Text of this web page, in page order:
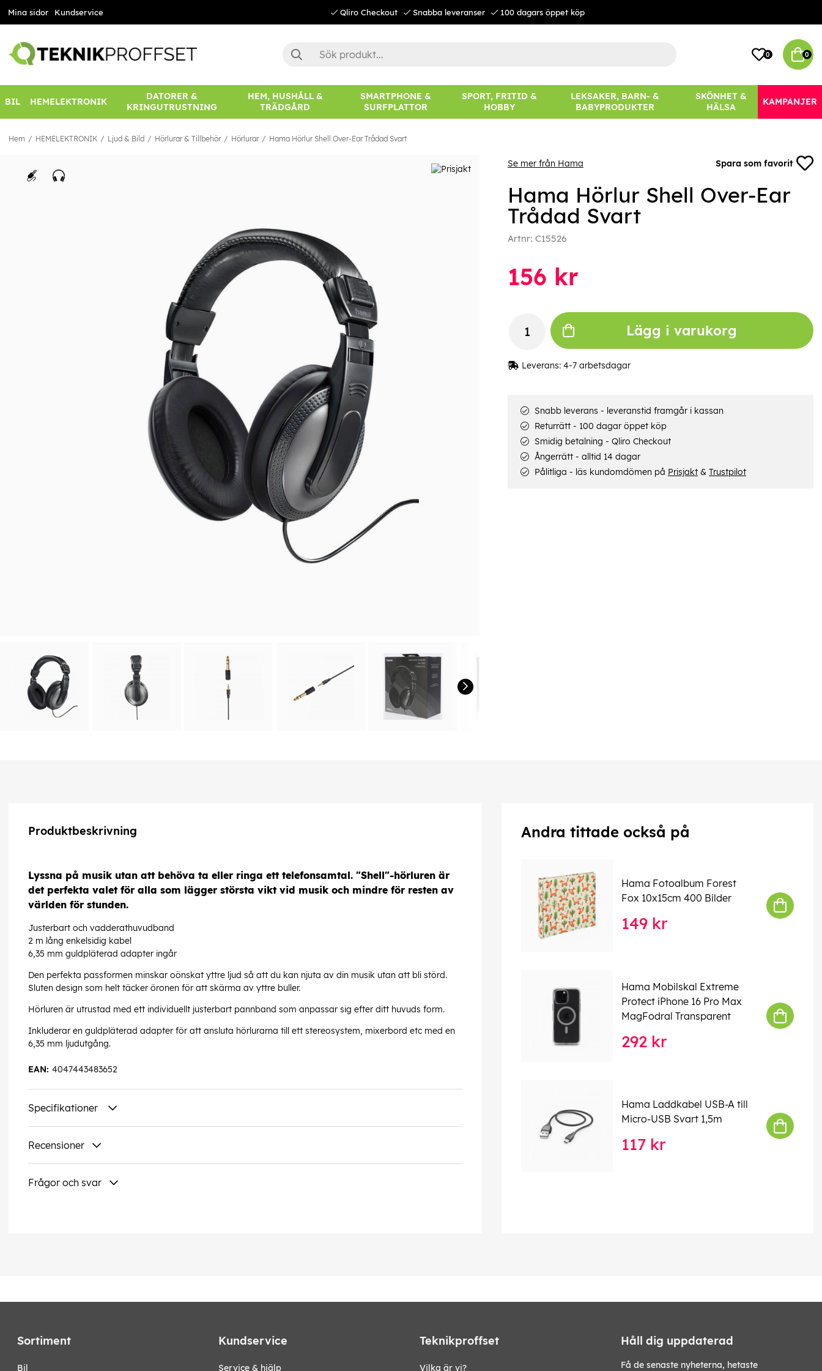
Mina sidor Kundservice Qliro Checkout Snabba leveranser 100 dagars öppet köp
0 0
BIL HEMELEKTRONIK
DATORER &
KRINGUTRUSTNING
HEM, HUSHÅLL &
TRÄDGÅRD
SMARTPHONE &
SURFPLATTOR
SPORT, FRITID &
HOBBY
LEKSAKER, BARN- &
BABYPRODUKTER
SKÖNHET &
HÄLSA
KAMPANJER
Hem HEMELEKTRONIK Ljud & Bild Hörlurar & Tillbehör Hörlurar Hama Hörlur Shell Over-Ear Trådad Svart
Se mer från Hama Spara som favorit
Hama Hörlur Shell Over-Ear
Trådad Svart
Artnr: C15526
156 kr
Lägg i varukorg
Leverans: 4-7 arbetsdagar
Snabb leverans - leveranstid framgår i kassan
Returrätt - 100 dagar öppet köp
Smidig betalning - Qliro Checkout
Ångerrätt - alltid 14 dagar
Pålitliga - läs kundomdömen på Prisjakt& Trustpilot
Produktbeskrivning
Lyssna på musik utan att behöva ta eller ringa ett telefonsamtal. "Shell"-hörluren är
det perfekta valet för alla som lägger största vikt vid musik och mindre för resten av
världen för stunden.
Justerbart och vadderathuvudband
2 m lång enkelsidig kabel
6,35 mm guldpläterad adapter ingår
Den perfekta passformen minskar oönskat yttre ljud så att du kan njuta av din musik utan att bli störd.
Sluten design som helt täcker öronen för att skärma av yttre buller.
Hörluren är utrustad med ett individuellt justerbart pannband som anpassar sig efter ditt huvuds form.
Inkluderar en guldpläterad adapter för att ansluta hörlurarna till ett stereosystem, mixerbord etc med en
6,35 mm ljudutgång.
4047443483652
EAN:
Specifikationer
Recensioner
Frågor och svar
Andra tittade också på
Hama Fotoalbum Forest
Fox 10x15cm 400 Bilder
149 kr
Hama Mobilskal Extreme
Protect iPhone 16 Pro Max
MagFodral Transparent
292 kr
Hama Laddkabel USB-A till
Micro-USB Svart 1,5m
117 kr
Sortiment
bil
Kundservice
Service & hjälp
Teknikproffset
Vilka är vi?
Håll dig uppdaterad
Få de senaste nyheterna, hetaste